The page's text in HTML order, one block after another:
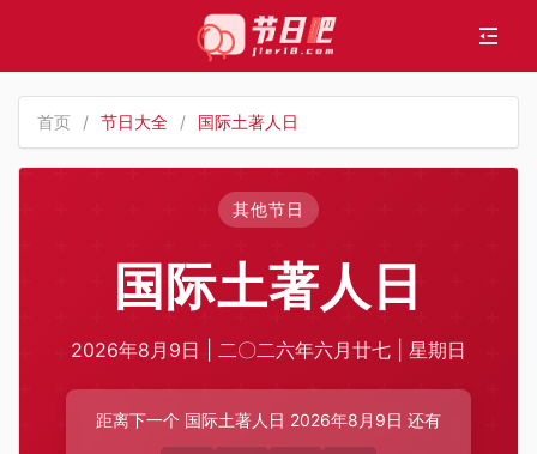
首页 / 节日大全 / 国际土著人日
其他节日
国际土著人日
2026年8月9日 | 二〇二六年六月廿七 | 星期日
距离下一个 国际土著人日 2026年8月9日 还有